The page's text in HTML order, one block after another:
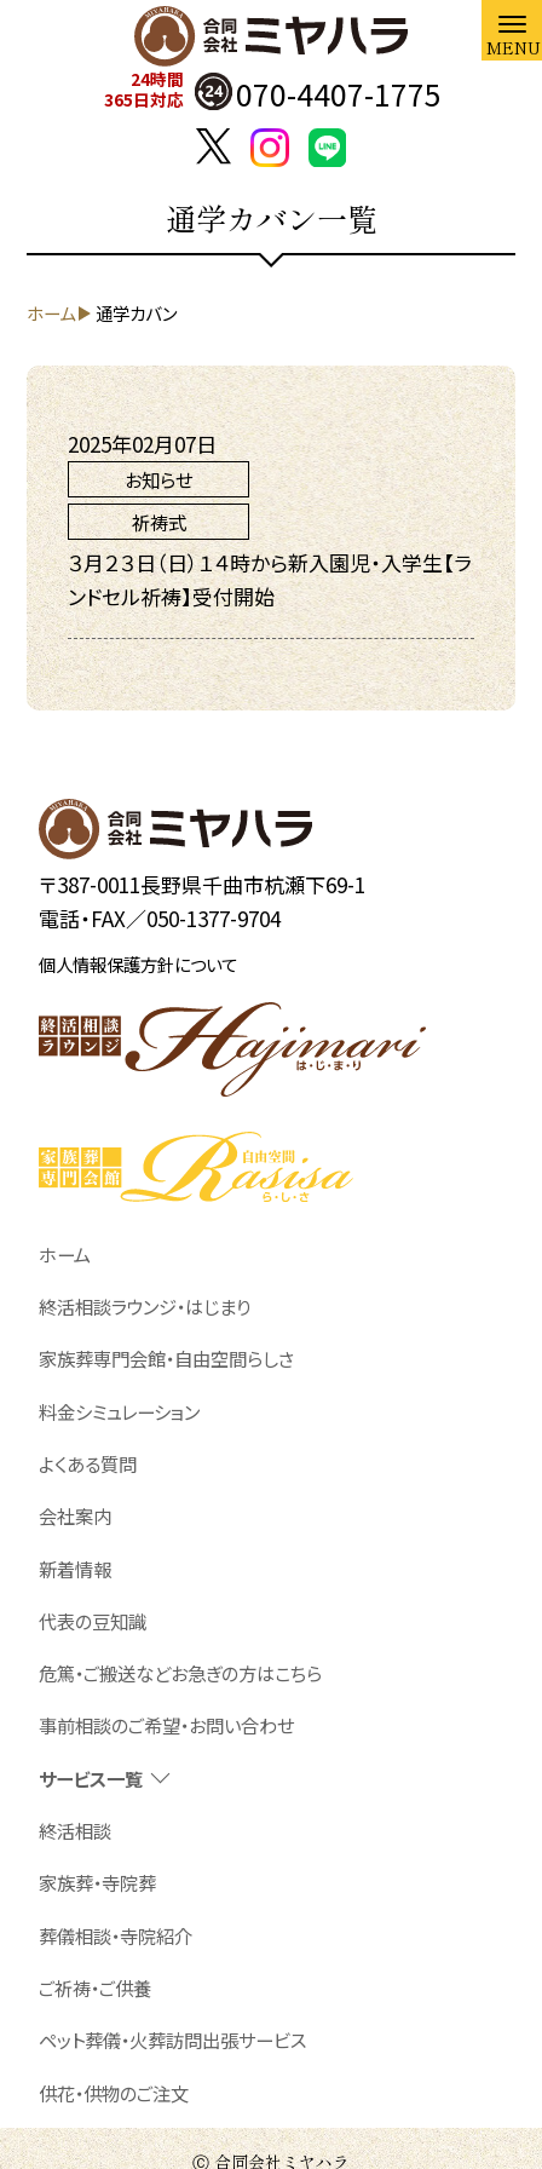
24時間
365日対応
070-4407-1775
通学カバン一覧
ホーム 通学カバン
2025年02月07日
お知らせ
祈祷式
３月２３日（日）１４時から新入園児・入学生【ラ
ンドセル祈祷】受付開始
〒387-0011長野県千曲市杭瀬下69-1
電話・FAX／050-1377-9704
個人情報保護方針について
ホーム
終活相談ラウンジ・はじまり
家族葬専門会館・自由空間らしさ
料金シミュレーション
よくある質問
会社案内
新着情報
代表の豆知識
危篤・ご搬送などお急ぎの方はこちら
事前相談のご希望・お問い合わせ
サービス一覧
終活相談
家族葬・寺院葬
葬儀相談・寺院紹介
ご祈祷・ご供養
ペット葬儀・火葬訪問出張サービス
供花・供物のご注文
Ⓒ 合同会社ミヤハラ